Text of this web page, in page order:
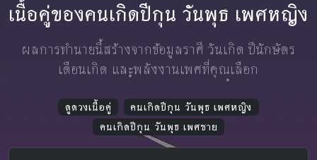
เนื้อคู่ของคนเกิดปีกุน วันพุธ เพศหญิง
ผลการทำนายนี้สร้างจากข้อมูลราศี วันเกิด ปีนักษัตร
เดือนเกิด และพลังงานเพศที่คุณเลือก
ดูดวงเนื้อคู่
คนเกิดปีกุน วันพุธ เพศหญิง
คนเกิดปีกุน วันพุธ เพศชาย